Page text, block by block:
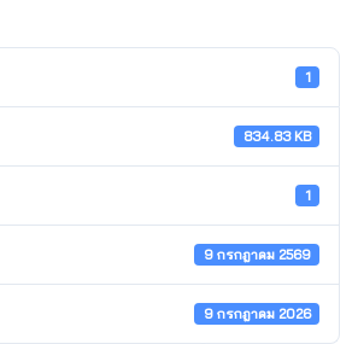
1
834.83 KB
1
9 กรกฎาคม 2569
9 กรกฎาคม 2026